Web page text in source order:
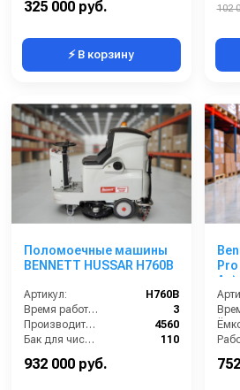
325 000 руб.
⚡ В корзину
102
Поломоечные машины
BENNETT HUSSAR H760B
Артикул:
H760B
Время работы (ч):
3
Производительность по площади (м2/ч):
4560
Бак для чистой воды (л):
110
932 000 руб.
Pro (с литиевым АКБ 105
Ач)